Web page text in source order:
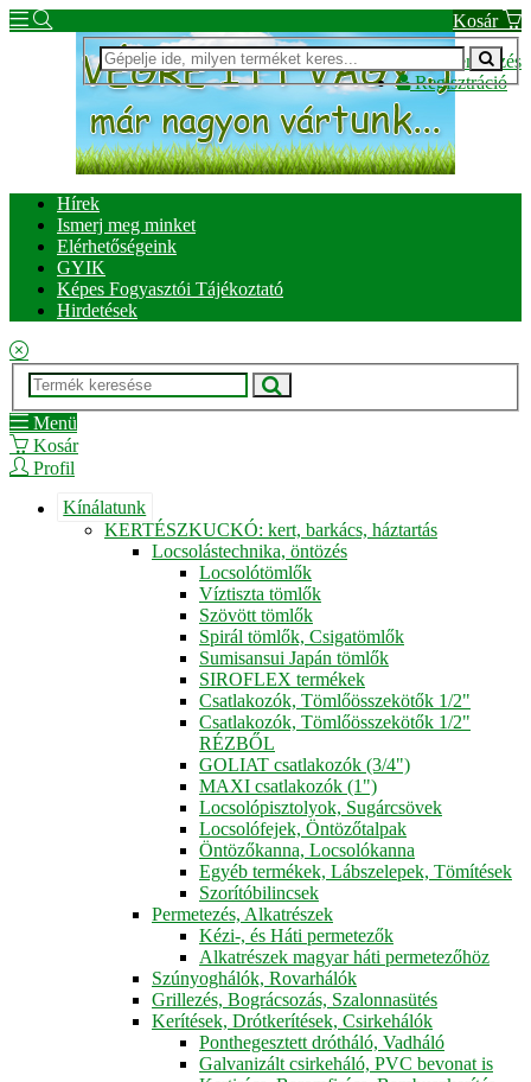
Kosár
Bejelentkezés
Regisztráció
Hírek
Ismerj meg minket
Elérhetőségeink
GYIK
Képes Fogyasztói Tájékoztató
Hirdetések
Menü
Kosár
Profil
Kínálatunk
KERTÉSZKUCKÓ: kert, barkács, háztartás
Locsolástechnika, öntözés
Locsolótömlők
Víztiszta tömlők
Szövött tömlők
Spirál tömlők, Csigatömlők
Sumisansui Japán tömlők
SIROFLEX termékek
Csatlakozók, Tömlőösszekötők 1/2"
Csatlakozók, Tömlőösszekötők 1/2"
RÉZBŐL
GOLIAT csatlakozók (3/4")
MAXI csatlakozók (1")
Locsolópisztolyok, Sugárcsövek
Locsolófejek, Öntözőtalpak
Öntözőkanna, Locsolókanna
Egyéb termékek, Lábszelepek, Tömítések
Szorítóbilincsek
Permetezés, Alkatrészek
Kézi-, és Háti permetezők
Alkatrészek magyar háti permetezőhöz
Szúnyoghálók, Rovarhálók
Grillezés, Bográcsozás, Szalonnasütés
Kerítések, Drótkerítések, Csirkehálók
Ponthegesztett drótháló, Vadháló
Galvanizált csirkeháló, PVC bevonat is